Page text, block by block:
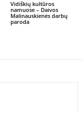
Vidiškių kultūros
namuose – Daivos
Malinauskienės darbų
paroda